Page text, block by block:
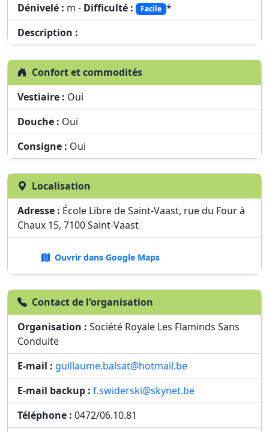
Dénivelé : m - Difficulté : Facile *
Description :
Confort et commodités
Vestiaire : Oui
Douche : Oui
Consigne : Oui
Localisation
Adresse : École Libre de Saint-Vaast, rue du Four à
Chaux 15, 7100 Saint-Vaast
Ouvrir dans Google Maps
Contact de l'organisation
Organisation : Société Royale Les Flaminds Sans
Conduite
E-mail : guillaume.balsat@hotmail.be
E-mail backup : f.swiderski@skynet.be
Téléphone : 0472/06.10.81